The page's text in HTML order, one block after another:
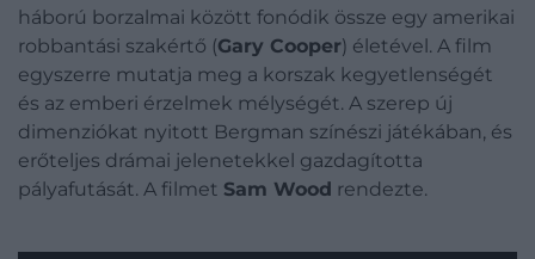
háború borzalmai között fonódik össze egy amerikai
robbantási szakértő (Gary Cooper) életével. A film
egyszerre mutatja meg a korszak kegyetlenségét
és az emberi érzelmek mélységét. A szerep új
dimenziókat nyitott Bergman színészi játékában, és
erőteljes drámai jelenetekkel gazdagította
pályafutását. A filmet Sam Wood rendezte.